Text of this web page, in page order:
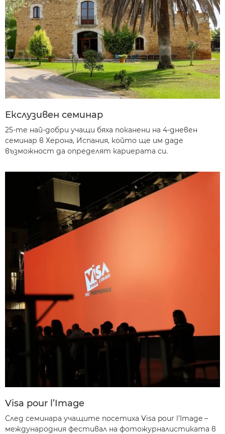
Екслузивен семинар
25-те най-добри учащи бяха поканени на 4-дневен
семинар в Херона, Испания, който ще им даде
възможност да определят кариерата си.
Visa pour l’Image
След семинара учащите посетиха Visa pour l'Image –
международния фестивал на фотожурналистиката в